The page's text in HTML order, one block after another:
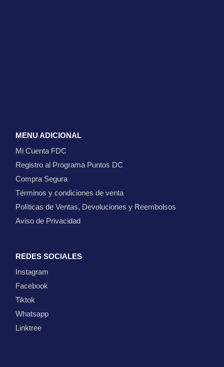
MENU ADICIONAL
Mi Cuenta FDC
Registro al Programa Puntos DC
Compra Segura
Términos y condiciones de venta
Políticas de Ventas, Devoluciones y Reembolsos
Aviso de Privacidad
REDES SOCIALES
Instagram
Facebook
Tiktok
Whatsapp
Linktree